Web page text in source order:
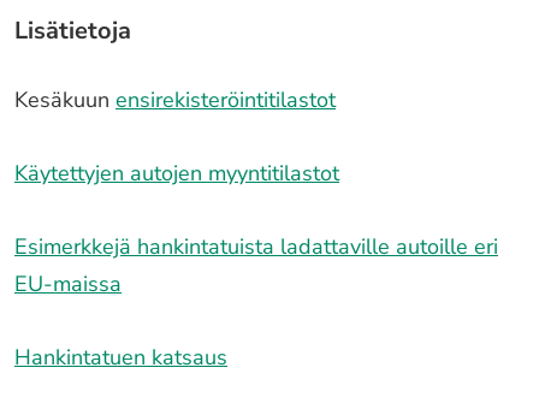
Lisätietoja
Kesäkuun ensirekisteröintitilastot
Käytettyjen autojen myyntitilastot
Esimerkkejä hankintatuista ladattaville autoille eri
EU-maissa
Hankintatuen katsaus